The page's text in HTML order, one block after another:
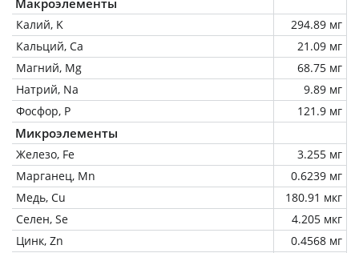
Калий, K
294.89 мг
Кальций, Ca
21.09 мг
Магний, Mg
68.75 мг
Натрий, Na
9.89 мг
Фосфор, P
121.9 мг
Микроэлементы
Железо, Fe
3.255 мг
Марганец, Mn
0.6239 мг
Медь, Cu
180.91 мкг
Селен, Se
4.205 мкг
Цинк, Zn
0.4568 мг